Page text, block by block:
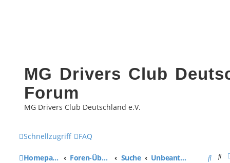
MG Drivers Club
Forum
MG Drivers Club Deutschland e.V.
Schnellzugriff FAQ
Homepage MG Drivers Club Deutschland Foren-Übersicht Suche Unbeantwortete Themen
S